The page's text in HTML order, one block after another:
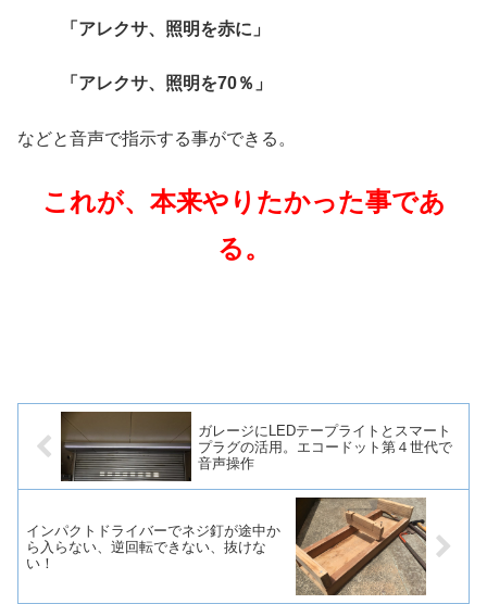
「アレクサ、照明を赤に」
「アレクサ、照明を70％」
などと音声で指示する事ができる。
これが、本来やりたかった事であ
る。
ガレージにLEDテープライトとスマート
プラグの活用。エコードット第４世代で
音声操作
インパクトドライバーでネジ釘が途中か
ら入らない、逆回転できない、抜けな
い！